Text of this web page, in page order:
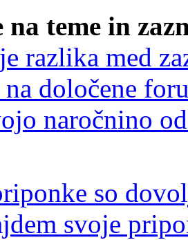
na teme in
razlika med
določene
naročnino
so
svoje